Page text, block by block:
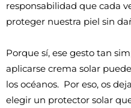
responsabilidad que cada
proteger nuestra piel sin
Porque sí, ese gesto tan
aplicarse crema solar
los océanos. Por eso, os
elegir un protector solar